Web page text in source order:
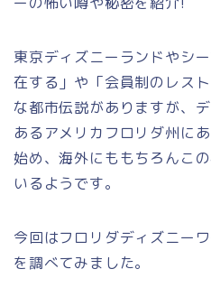
東京ディズニーランドやシ
在する」や「会員制のレス
な都市伝説がありますが、
あるアメリカフロリダ州に
始め、海外にももちろんこ
いるようです。
今回はフロリダディズニー
を調べてみました。